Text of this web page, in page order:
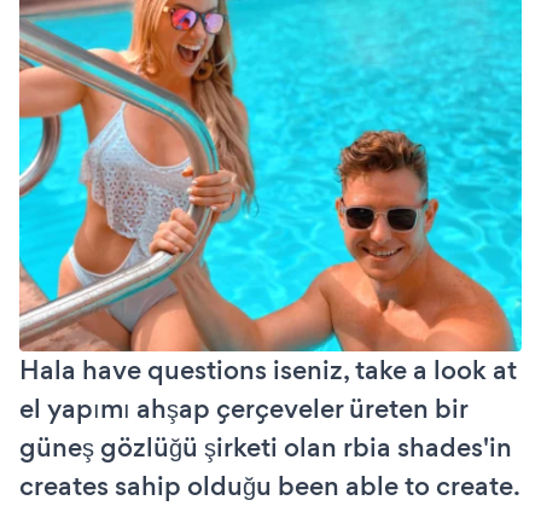
Hala have questions iseniz, take a look at
el yapımı ahşap çerçeveler üreten bir
güneş gözlüğü şirketi olan rbia shades'in
creates sahip olduğu been able to create.